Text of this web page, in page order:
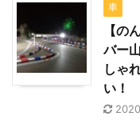
車
【の
バー
しゃ
い！